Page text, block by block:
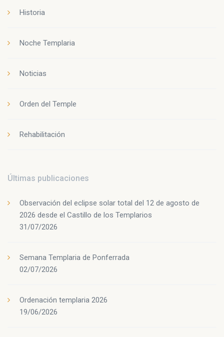
Historia
Noche Templaria
Noticias
Orden del Temple
Rehabilitación
Últimas publicaciones
Observación del eclipse solar total del 12 de agosto de
2026 desde el Castillo de los Templarios
31/07/2026
Semana Templaria de Ponferrada
02/07/2026
Ordenación templaria 2026
19/06/2026